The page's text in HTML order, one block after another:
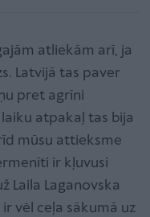
atliekām arī, ja
Latvijā tas paver
pret agrīni
atpakaļ tas bija
mūsu attieksme
ir kļuvusi
Laila Laganovska
vēl ceļa sākumā uz